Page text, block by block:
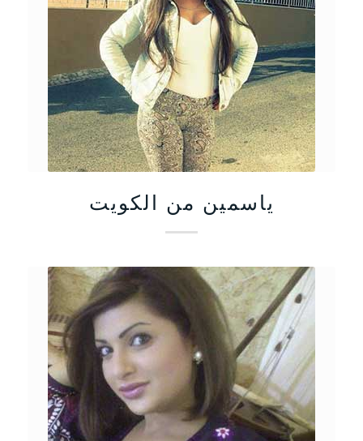
ياسمين من الكويت